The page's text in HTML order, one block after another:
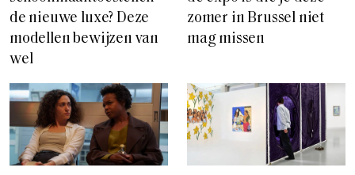
de nieuwe luxe? Deze
modellen bewijzen van
wel
zomer in Brussel niet
mag missen